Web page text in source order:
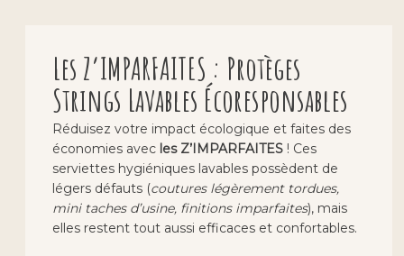
Les Z’IMPARFAITES : Protèges
Strings Lavables Écoresponsables
Réduisez votre impact écologique et faites des
économies avec les Z’IMPARFAITES ! Ces
serviettes hygiéniques lavables possèdent de
légers défauts (coutures légèrement tordues,
mini taches d’usine, finitions imparfaites), mais
elles restent tout aussi efficaces et confortables.